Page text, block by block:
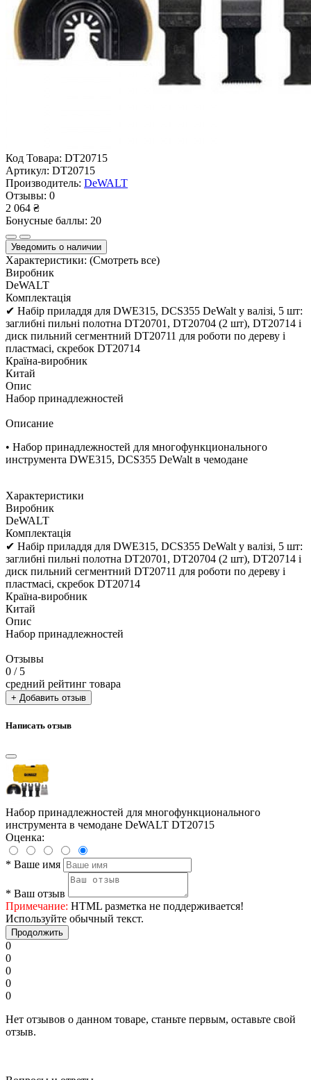
Код Товара: DT20715
Артикул: DT20715
Производитель: DeWALT
Отзывы: 0
2 064 ₴
Бонусные баллы: 20
Уведомить о наличии
Характеристики: (Смотреть все)
Виробник
DeWALT
Комплектація
✔ Набір приладдя для DWE315, DCS355 DeWalt у валізі, 5 шт:
заглибні пильні полотна DT20701, DT20704 (2 шт), DT20714 і
диск пильний сегментний DT20711 для роботи по дереву і
пластмасі, скребок DT20714
Країна-виробник
Китай
Опис
Набор принадлежностей
Описание
• Набор принадлежностей для многофункционального
инструмента DWE315, DCS355 DeWalt в чемодане
Характеристики
Виробник
DeWALT
Комплектація
✔ Набір приладдя для DWE315, DCS355 DeWalt у валізі, 5 шт:
заглибні пильні полотна DT20701, DT20704 (2 шт), DT20714 і
диск пильний сегментний DT20711 для роботи по дереву і
пластмасі, скребок DT20714
Країна-виробник
Китай
Опис
Набор принадлежностей
Отзывы
0 / 5
средний рейтинг товара
+ Добавить отзыв
Написать отзыв
Набор принадлежностей для многофункционального
инструмента в чемодане DeWALT DT20715
Оценка:
* Ваше имя
* Ваш отзыв
Примечание: HTML разметка не поддерживается!
Используйте обычный текст.
Продолжить
0
0
0
0
0
Нет отзывов о данном товаре, станьте первым, оставьте свой
отзыв.